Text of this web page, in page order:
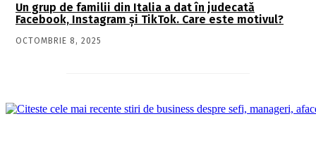
Un grup de familii din Italia a dat în judecată
Facebook, Instagram și TikTok. Care este motivul?
OCTOMBRIE 8, 2025